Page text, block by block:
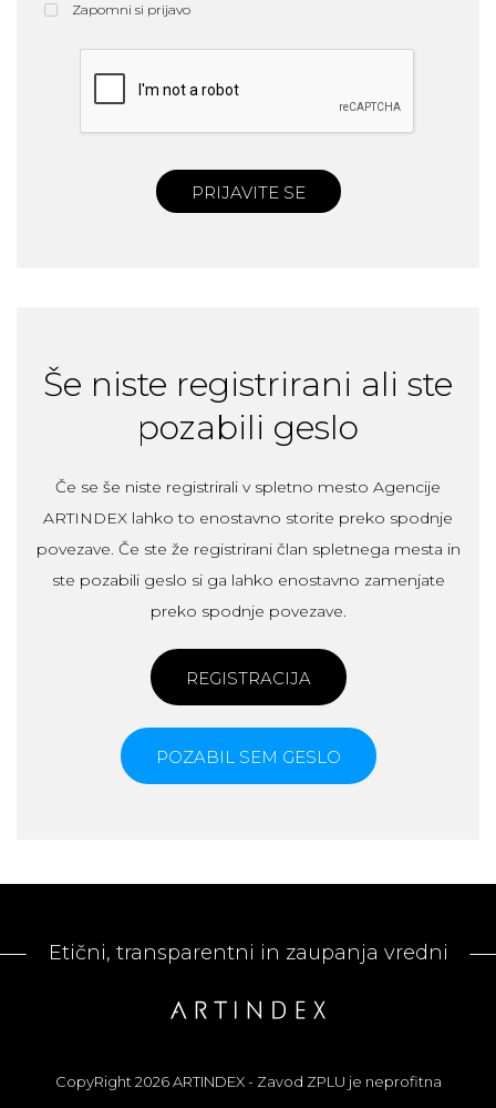
Zapomni si prijavo
PRIJAVITE SE
Še niste registrirani ali ste
pozabili geslo
Če se še niste registrirali v spletno mesto Agencije
ARTINDEX lahko to enostavno storite preko spodnje
povezave. Če ste že registrirani član spletnega mesta in
ste pozabili geslo si ga lahko enostavno zamenjate
preko spodnje povezave.
REGISTRACIJA
POZABIL SEM GESLO
Etični, transparentni in zaupanja vredni
CopyRight 2026 ARTINDEX - Zavod ZPLU je neprofitna